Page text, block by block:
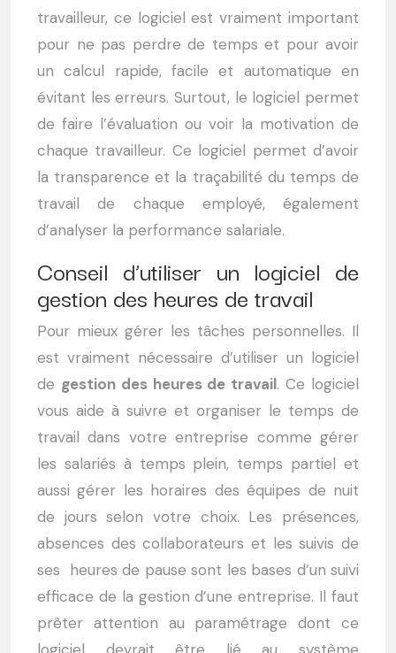
travailleur, ce logiciel est vraiment important
pour ne pas perdre de temps et pour avoir
un calcul rapide, facile et automatique en
évitant les erreurs. Surtout, le logiciel permet
de faire l’évaluation ou voir la motivation de
chaque travailleur. Ce logiciel permet d’avoir
la transparence et la traçabilité du temps de
travail de chaque employé, également
d’analyser la performance salariale.
Conseil d’utiliser un logiciel de
gestion des heures de travail
Pour mieux gérer les tâches personnelles. Il
est vraiment nécessaire d’utiliser un logiciel
de gestion des heures de travail. Ce logiciel
vous aide à suivre et organiser le temps de
travail dans votre entreprise comme gérer
les salariés à temps plein, temps partiel et
aussi gérer les horaires des équipes de nuit
de jours selon votre choix. Les présences,
absences des collaborateurs et les suivis de
ses heures de pause sont les bases d’un suivi
efficace de la gestion d’une entreprise. Il faut
prêter attention au paramétrage dont ce